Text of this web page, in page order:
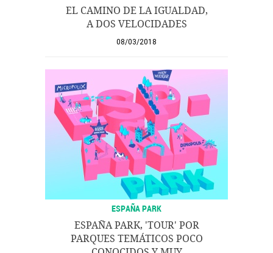
EL CAMINO DE LA IGUALDAD,
A DOS VELOCIDADES
08/03/2018
ESPAÑA PARK
ESPAÑA PARK, 'TOUR' POR
PARQUES TEMÁTICOS POCO